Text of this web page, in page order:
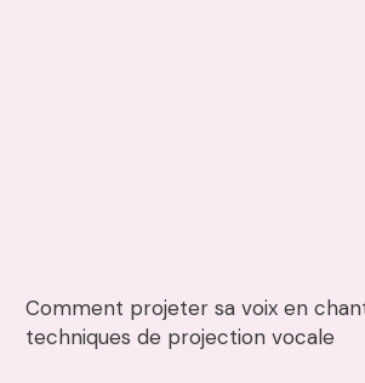
Comment projeter sa voix en
techniques de projection vocale